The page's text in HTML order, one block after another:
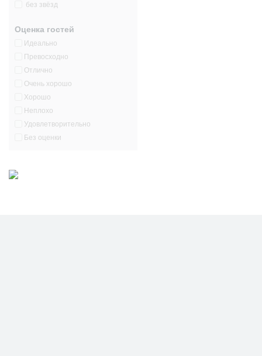
без звёзд
Оценка гостей
Идеально
Превосходно
Отлично
Очень хорошо
Хорошо
Неплохо
Удовлетворительно
Без оценки